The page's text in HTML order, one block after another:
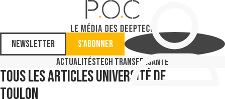
Newsletter
S'abonner
ActualitésTech TransferSanté
Tous les articlesUniversité de
Toulon